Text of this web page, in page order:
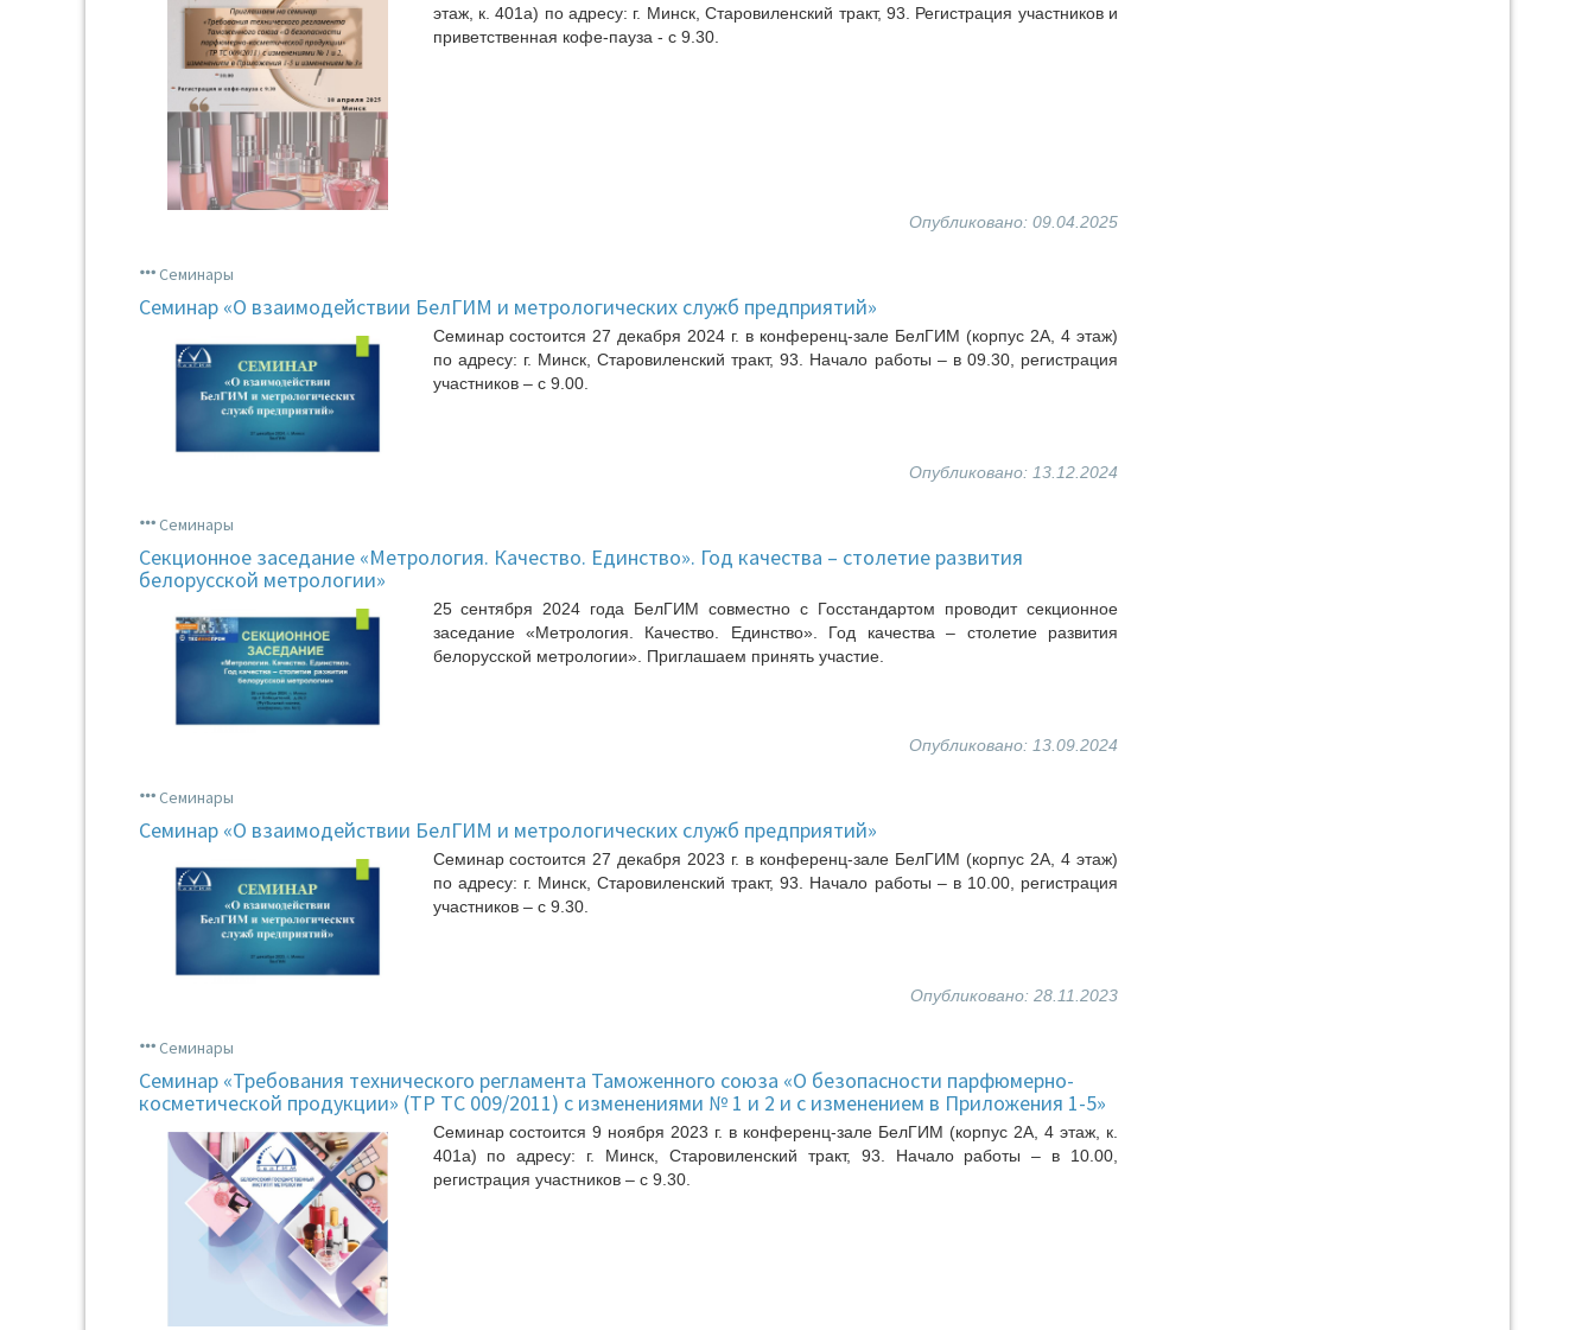
этаж, к. 401а) по адресу: г. Минск, Старовиленский тракт, 93. Регистрация участников и
приветственная кофе-пауза - с 9.30.
Опубликовано: 09.04.2025
Семинары
Семинар «О взаимодействии БелГИМ и метрологических служб предприятий»
Семинар состоится 27 декабря 2024 г. в конференц-зале БелГИМ (корпус 2А, 4 этаж)
по адресу: г. Минск, Старовиленский тракт, 93. Начало работы – в 09.30, регистрация
участников – с 9.00.
Опубликовано: 13.12.2024
Семинары
Секционное заседание «Метрология. Качество. Единство». Год качества – столетие развития
белорусской метрологии»
25 сентября 2024 года БелГИМ совместно с Госстандартом проводит секционное
заседание «Метрология. Качество. Единство». Год качества – столетие развития
белорусской метрологии». Приглашаем принять участие.
Опубликовано: 13.09.2024
Семинары
Семинар «О взаимодействии БелГИМ и метрологических служб предприятий»
Семинар состоится 27 декабря 2023 г. в конференц-зале БелГИМ (корпус 2А, 4 этаж)
по адресу: г. Минск, Старовиленский тракт, 93. Начало работы – в 10.00, регистрация
участников – с 9.30.
Опубликовано: 28.11.2023
Семинары
Семинар «Требования технического регламента Таможенного союза «О безопасности парфюмерно-
косметической продукции» (ТР ТС 009/2011) с изменениями № 1 и 2 и с изменением в Приложения 1-5»
Семинар состоится 9 ноября 2023 г. в конференц-зале БелГИМ (корпус 2А, 4 этаж, к.
401а) по адресу: г. Минск, Старовиленский тракт, 93. Начало работы – в 10.00,
регистрация участников – с 9.30.